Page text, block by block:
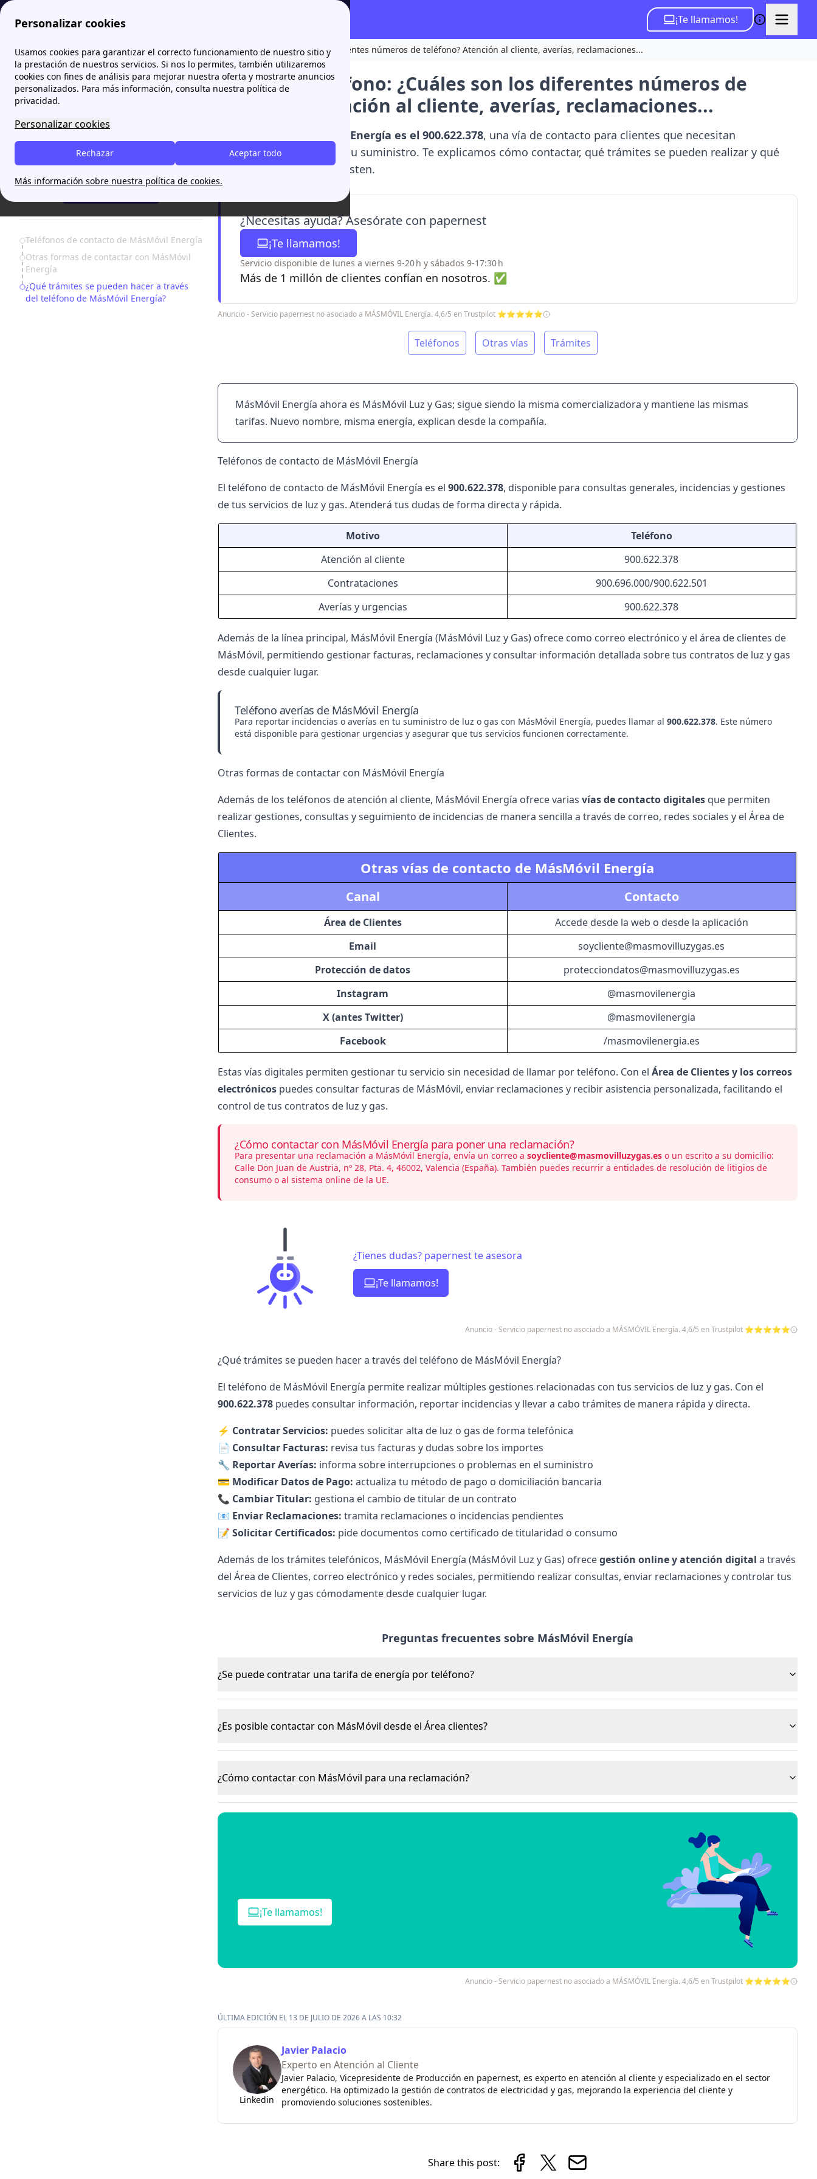
Personalizar cookies
Usamos cookies para garantizar el correcto funcionamiento de nuestro sitio y
la prestación de nuestros servicios. Si nos lo permites, también utilizaremos
cookies con fines de análisis para mejorar nuestra oferta y mostrarte anuncios
personalizados. Para más información, consulta nuestra política de
privacidad.
Personalizar cookies
Aceptar todo
Rechazar
Más información sobre nuestra política de cookies.
¡Te llamamos!
Papernest.es MoreMas Móvil Energía MásMóvil teléfono: ¿Cuáles son los diferentes números de teléfono? Atención al cliente, averías, reclamaciones...
¿Necesitas ayuda?
¡Te Llamamos!
Table of Contents
Teléfonos de contacto de MásMóvil Energía
Otras formas de contactar con MásMóvil
Energía
¿Qué trámites se pueden hacer a través
del teléfono de MásMóvil Energía?
MásMóvil teléfono: ¿Cuáles son los diferentes números de
teléfono? Atención al cliente, averías, reclamaciones...
teléfono de MásMóvil Energía es el 900.622.378, una vía de contacto para clientes que necesitan
información o gestionar su suministro. Te explicamos cómo contactar, qué trámites se pueden realizar y qué
otras vías de atención existen.
¿Necesitas ayuda? Asesórate con papernest
¡Te llamamos!
Servicio disponible de lunes a viernes 9-20 h y sábados 9-17:30 h
Más de 1 millón de clientes confían en nosotros. ✅
Anuncio - Servicio papernest no asociado a MÁSMÓVIL Energía. 4,6/5 en Trustpilot ⭐⭐⭐⭐⭐
Teléfonos Otras vías Trámites
MásMóvil Energía ahora es MásMóvil Luz y Gas; sigue siendo la misma comercializadora y mantiene las mismas
tarifas. Nuevo nombre, misma energía, explican desde la compañía.
Teléfonos de contacto de MásMóvil Energía
El teléfono de contacto de MásMóvil Energía es el 900.622.378, disponible para consultas generales, incidencias y gestiones
de tus servicios de luz y gas. Atenderá tus dudas de forma directa y rápida.
Motivo
Teléfono
Atención al cliente
900.622.378
Contrataciones
900.696.000/900.622.501
Averías y urgencias
900.622.378
Además de la línea principal, MásMóvil Energía (MásMóvil Luz y Gas) ofrece como correo electrónico y el área de clientes de
MásMóvil, permitiendo gestionar facturas, reclamaciones y consultar información detallada sobre tus contratos de luz y gas
desde cualquier lugar.
Teléfono averías de MásMóvil Energía
Para reportar incidencias o averías en tu suministro de luz o gas con MásMóvil Energía, puedes llamar al 900.622.378. Este número
está disponible para gestionar urgencias y asegurar que tus servicios funcionen correctamente.
Otras formas de contactar con MásMóvil Energía
Además de los teléfonos de atención al cliente, MásMóvil Energía ofrece varias vías de contacto digitalesque permiten
realizar gestiones, consultas y seguimiento de incidencias de manera sencilla a través de correo, redes sociales y el Área de
Clientes.
Otras vías de contacto de MásMóvil Energía
Canal Contacto
Área de Clientes
Accede desde la web o desde la aplicación
Email
soycliente@masmovilluzygas.es
Protección de datos
protecciondatos@masmovilluzygas.es
Instagram
@masmovilenergia
X (antes Twitter)
@masmovilenergia
Facebook
/masmovilenergia.es
Estas vías digitales permiten gestionar tu servicio sin necesidad de llamar por teléfono. Con el Área de Clientes y los correos
electrónicospuedes consultarfacturas de MásMóvil, enviar reclamaciones y recibir asistencia personalizada, facilitando el
control de tus contratos de luz y gas.
¿Cómo contactar con MásMóvil Energía para poner una reclamación?
Para presentar una reclamación a MásMóvil Energía, envía un correo a soycliente@masmovilluzygas.eso un escrito a su domicilio:
Calle Don Juan de Austria, nº 28, Pta. 4, 46002, Valencia (España). También puedes recurrir a entidades de resolución de litigios de
consumo o al sistema online de la UE.
¿Tienes dudas? papernest te asesora
¡Te llamamos!
Anuncio - Servicio papernest no asociado a MÁSMÓVIL Energía. 4,6/5 en Trustpilot ⭐⭐⭐⭐⭐
¿Qué trámites se pueden hacer a través del teléfono de MásMóvil Energía?
El teléfono de MásMóvil Energía permite realizar múltiples gestiones relacionadas con tus servicios de luz y gas. Con el
900.622.378puedes consultar información, reportar incidencias y llevar a cabo trámites de manera rápida y directa.
⚡ Contratar Servicios: puedes solicitar alta de luz o gas de forma telefónica
📄 Consultar Facturas: revisa tus facturas y dudas sobre los importes
🔧 Reportar Averías: informa sobre interrupciones o problemas en el suministro
💳 Modificar Datos de Pago: actualiza tu método de pago o domiciliación bancaria
📞 Cambiar Titular: gestiona el cambio de titular de un contrato
📧 Enviar Reclamaciones: tramita reclamaciones o incidencias pendientes
📝 Solicitar Certificados: pide documentos como certificado de titularidad o consumo
Además de los trámites telefónicos, MásMóvil Energía (MásMóvil Luz y Gas) ofrecegestión online y atención digital a través
del Área de Clientes, correo electrónico y redes sociales, permitiendo realizar consultas, enviar reclamaciones y controlar tus
servicios de luz y gas cómodamente desde cualquier lugar.
Preguntas frecuentes sobre MásMóvil Energía
¿Se puede contratar una tarifa de energía por teléfono?
¿Es posible contactar con MásMóvil desde el Área clientes?
¿Cómo contactar con MásMóvil para una reclamación?
¡Te llamamos!
Anuncio - Servicio papernest no asociado a MÁSMÓVIL Energía. 4,6/5 en Trustpilot ⭐⭐⭐⭐⭐
ÚLTIMA EDICIÓN EL 13 DE JULIO DE 2026 A LAS 10:32
Linkedin
Javier Palacio
Experto en Atención al Cliente
Javier Palacio, Vicepresidente de Producción en papernest, es experto en atención al cliente y especializado en el sector
energético. Ha optimizado la gestión de contratos de electricidad y gas, mejorando la experiencia del cliente y
promoviendo soluciones sostenibles.
Share this post: